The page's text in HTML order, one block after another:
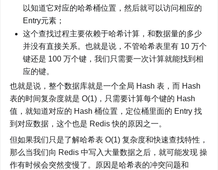
以知道它对应的哈希桶位置，然后就可以访问相应的
Entry元素；
这个查找过程主要依赖于哈希计算，和数据量的多少
并没有直接关系。也就是说，不管哈希表里有 10 万个
键还是 100 万个键，我们只需要一次计算就能找到相
应的键。
也就是说，整个数据库就是一个全局 Hash 表，而 Hash
表的时间复杂度就是 O(1)，只需要计算每个键的 Hash
值，就知道对应的 Hash 桶位置，定位桶里面的 Entry 找
到对应数据，这个也是 Redis 快的原因之一。
但如果我们只是了解哈希表 O(1) 复杂度和快速查找特性，
那么当我们向 Redis 中写入大量数据之后，就可能发现 操
作有时候会突然变慢了。原因是哈希表的冲突问题和